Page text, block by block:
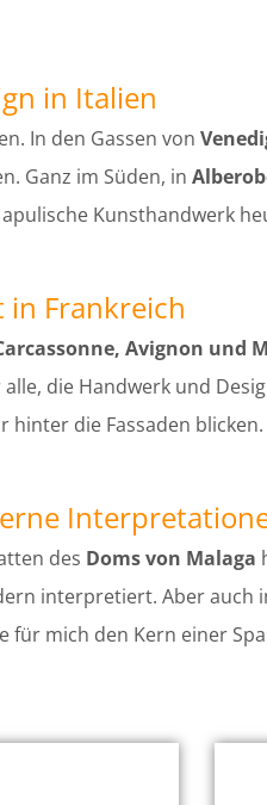
in Italien
In den Gassen von
Ganz im Süden, in
Kunsthandwerk
in Frankreich
Avignon und
die Handwerk und
hinter die Fassaden blicken.
des Doms von Malaga
interpretiert. Aber auch
für mich den Kern einer